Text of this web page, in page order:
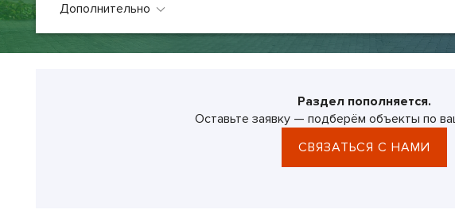
Дополнительно
Раздел пополняется.
Оставьте заявку — подберём объекты по
СВЯЗАТЬСЯ С НАМИ